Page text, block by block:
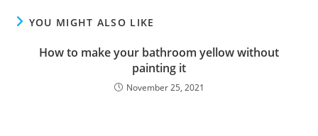
YOU MIGHT ALSO LIKE
How to make your bathroom yellow without
painting it
November 25, 2021